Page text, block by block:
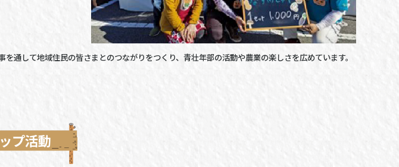
通して地域住民の皆さまとのつながりをつくり、青壮年部の活動や農業の楽しさを広めています。
プ活動